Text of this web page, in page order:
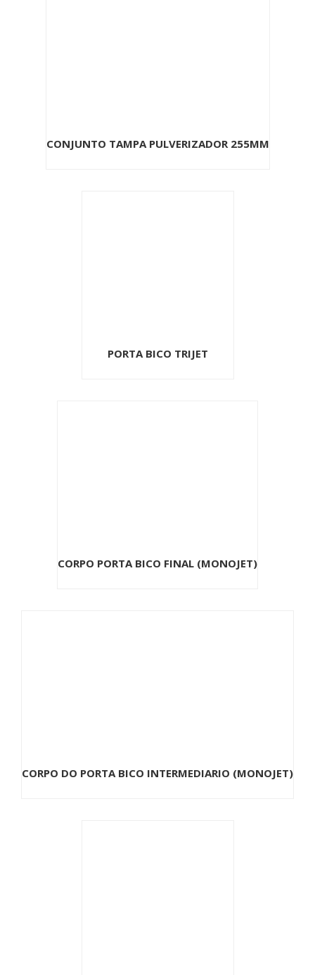
CONJUNTO TAMPA PULVERIZADOR 255MM
PORTA BICO TRIJET
CORPO PORTA BICO FINAL (MONOJET)
CORPO DO PORTA BICO INTERMEDIARIO (MONOJET)